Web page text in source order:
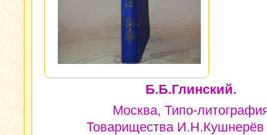
Б.Б.Глинский.
Москва, Типо-
Товарищества И.Н.Кушнерёв